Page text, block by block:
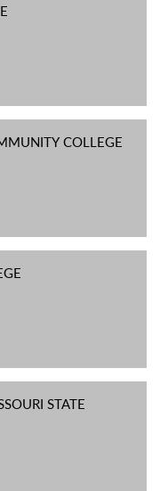
COLLEGE
STATE